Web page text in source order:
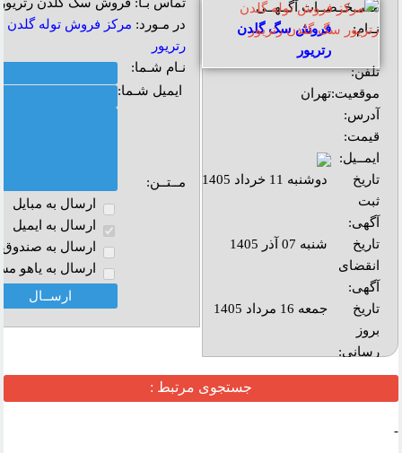
مشــخــصــات آگــهــی
نــام:
فروش سگ گلدن
رتریور
تلفن:
موقعیت:تهران
آدرس:
قیمت:
ایمــیل:
تاریخ
ثبت
آگهی:
دوشنبه 11 خرداد 1405
تاریخ
انقضای
آگهی:
شنبه 07 آذر 1405
تاريخ
بروز
رساني:
جمعه 16 مرداد 1405
در مـورد: مرکز فروش توله گلدن
رتريور
نـام شـما:
ایمیل شـما:
مــتــن:
ارسال به مبايل
ارسال به ايميل
ارسال به صندوق
ارسال به ياهو
جستجوی مرتبط :
-